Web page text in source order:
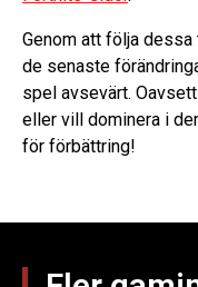
Genom att följa
de senaste
spel avsevärt.
eller vill dominera i
för förbättring!